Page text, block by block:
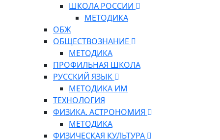
ШКОЛА РОССИИ
МЕТОДИКА
ОБЖ
ОБЩЕСТВОЗНАНИЕ
МЕТОДИКА
ПРОФИЛЬНАЯ ШКОЛА
РУССКИЙ ЯЗЫК
МЕТОДИКА ИМ
ТЕХНОЛОГИЯ
ФИЗИКА. АСТРОНОМИЯ
МЕТОДИКА
ФИЗИЧЕСКАЯ КУЛЬТУРА